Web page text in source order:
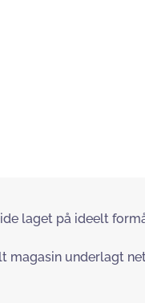
laget på ideelt
magasin underlagt